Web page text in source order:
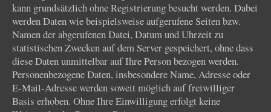
kann grundsätzlich ohne Registrierung besucht werden. Dabei
werden Daten wie beispielsweise aufgerufene Seiten bzw.
Namen der abgerufenen Datei, Datum und Uhrzeit zu
statistischen Zwecken auf dem Server gespeichert, ohne dass
diese Daten unmittelbar auf Ihre Person bezogen werden.
Personenbezogene Daten, insbesondere Name, Adresse oder
E-Mail-Adresse werden soweit möglich auf freiwilliger
Basis erhoben. Ohne Ihre Einwilligung erfolgt keine